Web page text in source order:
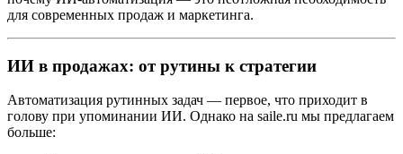
для современных продаж и маркетинга.
ИИ в продажах: от рутины к стратегии
Автоматизация рутинных задач — первое, что приходит в
голову при упоминании ИИ. Однако на saile.ru мы предлагаем
больше: